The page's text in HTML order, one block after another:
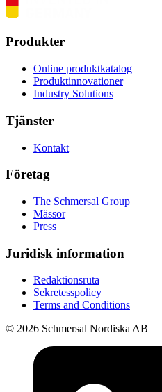
Produkter
Online produktkatalog
Produktinnovationer
Industry Solutions
Tjänster
Kontakt
Företag
The Schmersal Group
Mässor
Press
Juridisk information
Redaktionsruta
Sekretesspolicy
Terms and Conditions
© 2026 Schmersal Nordiska AB